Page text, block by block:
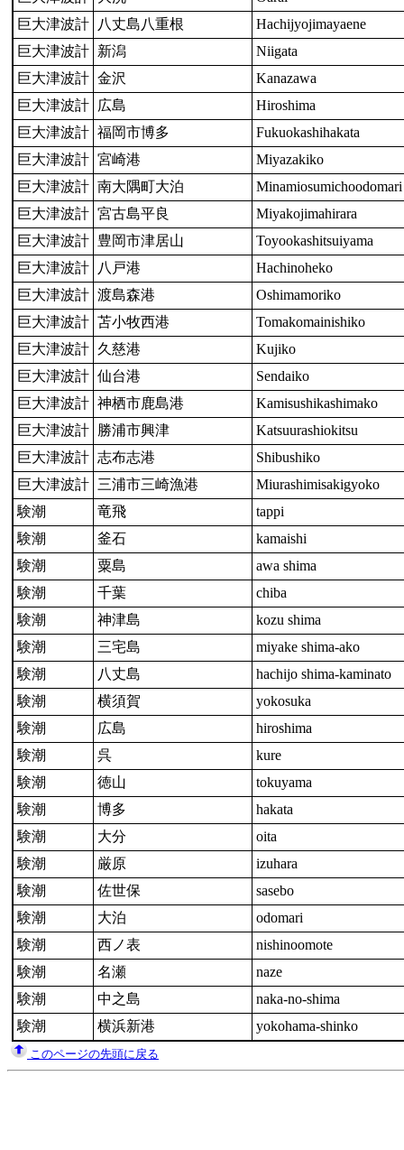
巨大津波計
八丈島八重根
Hachijyojimayaene
巨大津波計 新潟
Niigata
巨大津波計 金沢
Kanazawa
巨大津波計
広島
Hiroshima
巨大津波計 福岡市博多
Fukuokashihakata
巨大津波計 宮崎港
Miyazakiko
巨大津波計 南大隅町大泊
Minamiosumichoodomari
巨大津波計 宮古島平良
Miyakojimahirara
巨大津波計 豊岡市津居山
Toyookashitsuiyama
巨大津波計
八戸港
Hachinoheko
巨大津波計 渡島森港
Oshimamoriko
巨大津波計 苫小牧西港
Tomakomainishiko
巨大津波計 久慈港
Kujiko
巨大津波計 仙台港
Sendaiko
巨大津波計 神栖市鹿島港
Kamisushikashimako
巨大津波計 勝浦市興津
Katsuurashiokitsu
巨大津波計 志布志港
Shibushiko
巨大津波計 三浦市三崎漁港
Miurashimisakigyoko
験潮
竜飛
tappi
験潮
釜石
kamaishi
験潮
粟島
awa shima
験潮
千葉
chiba
験潮
神津島
kozu shima
験潮
三宅島
miyake shima-ako
験潮
八丈島
hachijo shima-kaminato
験潮
横須賀
yokosuka
験潮
広島
hiroshima
験潮
呉
kure
験潮
徳山
tokuyama
験潮
博多
hakata
験潮
大分
oita
験潮
厳原
izuhara
験潮
佐世保
sasebo
験潮
大泊
odomari
験潮
西ノ表
nishinoomote
験潮
名瀬
naze
験潮
中之島
naka-no-shima
験潮
横浜新港 yokohama-shinko
このページの先頭に戻る